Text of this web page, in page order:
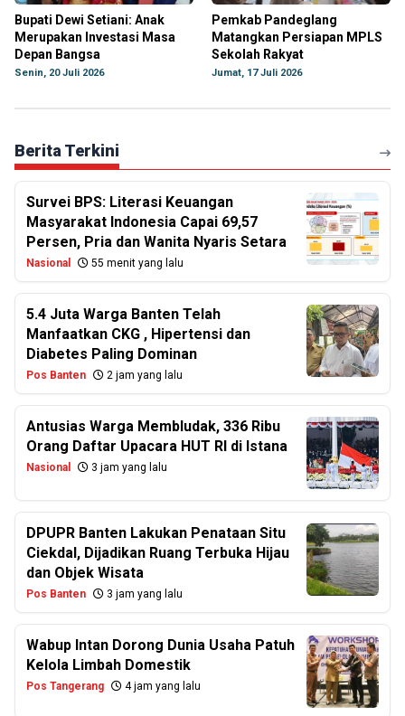
Bupati Dewi Setiani: Anak
Merupakan Investasi Masa
Depan Bangsa
Senin, 20 Juli 2026
Pemkab Pandeglang
Matangkan Persiapan MPLS
Sekolah Rakyat
Jumat, 17 Juli 2026
Berita Terkini
Survei BPS: Literasi Keuangan
Masyarakat Indonesia Capai 69,57
Persen, Pria dan Wanita Nyaris Setara
Nasional 55 menit yang lalu
5.4 Juta Warga Banten Telah
Manfaatkan CKG , Hipertensi dan
Diabetes Paling Dominan
Pos Banten 2 jam yang lalu
Antusias Warga Membludak, 336 Ribu
Orang Daftar Upacara HUT RI di Istana
Nasional 3 jam yang lalu
DPUPR Banten Lakukan Penataan Situ
Ciekdal, Dijadikan Ruang Terbuka Hijau
dan Objek Wisata
Pos Banten 3 jam yang lalu
Wabup Intan Dorong Dunia Usaha Patuh
Kelola Limbah Domestik
Pos Tangerang 4 jam yang lalu